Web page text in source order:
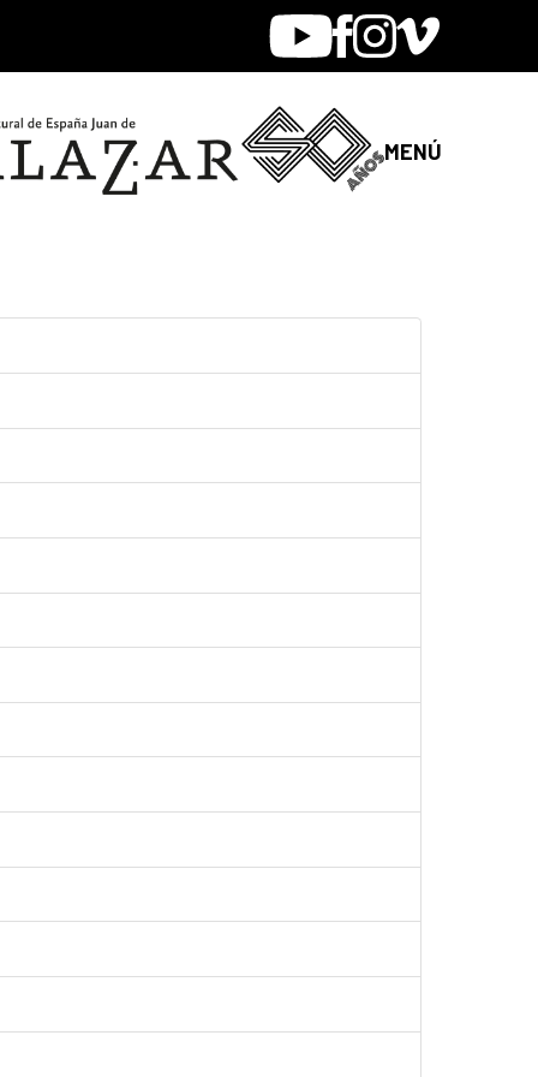
YoutubeFacebook
Instagram
Vimeo
MENÚ